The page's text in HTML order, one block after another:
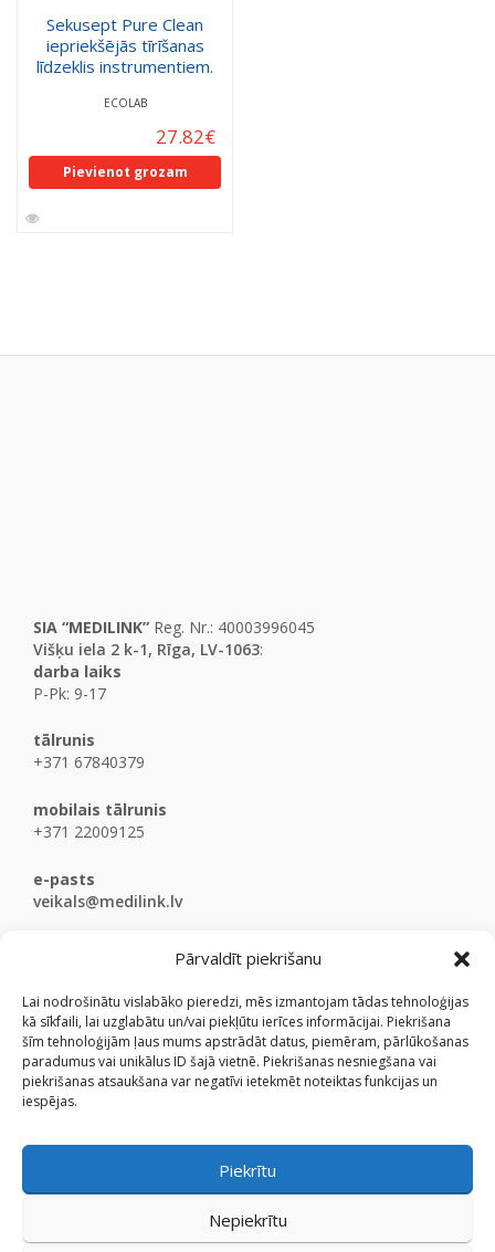
Pārvaldīt piekrišanu
Lai nodrošinātu vislabāko pieredzi, mēs izmantojam tādas tehnoloģijas
kā sīkfaili, lai uzglabātu un/vai piekļūtu ierīces informācijai. Piekrišana
šīm tehnoloģijām ļaus mums apstrādāt datus, piemēram, pārlūkošanas
paradumus vai unikālus ID šajā vietnē. Piekrišanas nesniegšana vai
piekrišanas atsaukšana var negatīvi ietekmēt noteiktas funkcijas un
iespējas.
Piekrītu
Nepiekrītu
Sekusept Pure Clean
iepriekšējās tīrīšanas
līdzeklis instrumentiem.
ECOLAB
27.82€
Pievienot grozam
SIA “MEDILINK” Reg. Nr.: 40003996045
Višķu iela 2 k-1, Rīga, LV-1063:
darba laiks
P-Pk: 9-17
tālrunis
+371 67840379
mobilais tālrunis
+371 22009125
e-pasts
veikals@medilink.lv